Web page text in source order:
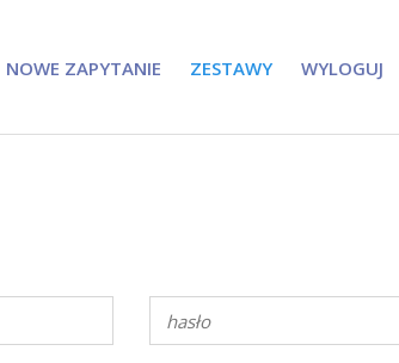
NOWE ZAPYTANIE ZESTAWY WYLOGUJ